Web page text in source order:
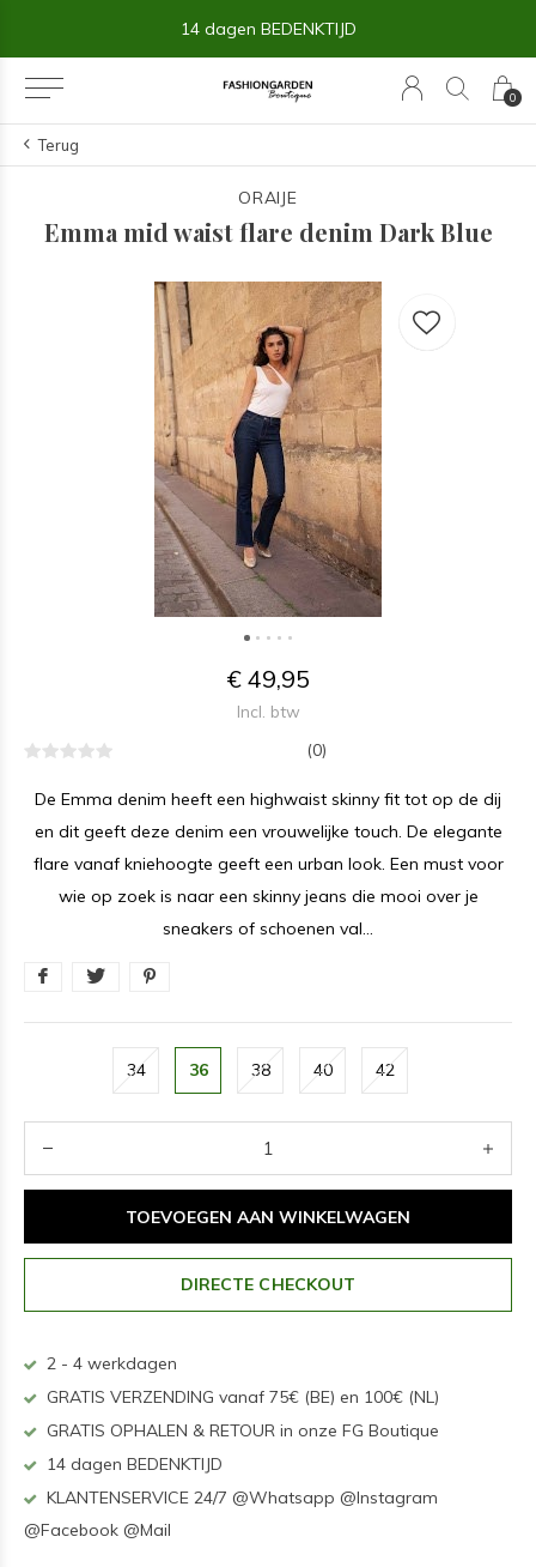
0
14 dagen BEDENKTIJD
Terug
ORAIJE
Emma mid waist flare denim Dark Blue
€ 49,95
Incl. btw
(0)
De Emma denim heeft een highwaist skinny fit tot op de dij
en dit geeft deze denim een vrouwelijke touch. De elegante
flare vanaf kniehoogte geeft een urban look. Een must voor
wie op zoek is naar een skinny jeans die mooi over je
sneakers of schoenen val...
34 36 38 40 42
TOEVOEGEN AAN WINKELWAGEN
DIRECTE CHECKOUT
2 - 4 werkdagen
GRATIS VERZENDING vanaf 75€ (BE) en 100€ (NL)
GRATIS OPHALEN & RETOUR in onze FG Boutique
14 dagen BEDENKTIJD
KLANTENSERVICE 24/7 @Whatsapp @Instagram
@Facebook @Mail